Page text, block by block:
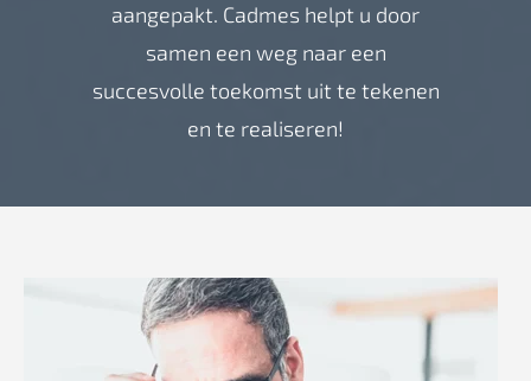
aangepakt. Cadmes helpt u door
samen een weg naar een
succesvolle toekomst uit te tekenen
en te realiseren!